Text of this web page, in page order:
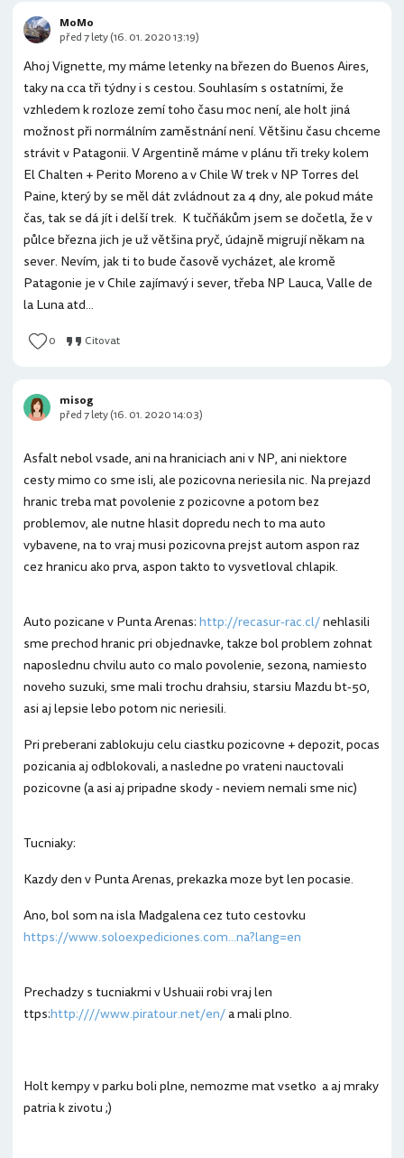
Ahoj Vignette, my máme letenky na březen do Buenos Aires,
taky na cca tři týdny i s cestou. Souhlasím s ostatními, že
vzhledem k rozloze zemí toho času moc není, ale holt jiná
možnost při normálním zaměstnání není. Většinu času chceme
strávit v Patagonii. V Argentině máme v plánu tři treky kolem
El Chalten + Perito Moreno a v Chile W trek v NP Torres del
Paine, který by se měl dát zvládnout za 4 dny, ale pokud máte
čas, tak se dá jít i delší trek. K tučňákům jsem se dočetla, že v
půlce března jich je už většina pryč, údajně migrují někam na
sever. Nevím, jak ti to bude časově vycházet, ale kromě
Patagonie je v Chile zajímavý i sever, třeba NP Lauca, Valle de
la Luna atd...
0 Citovat
MoMo
před 7 lety (16. 01. 2020 13:19)
Asfalt nebol vsade, ani na hraniciach ani v NP, ani niektore
cesty mimo co sme isli, ale pozicovna neriesila nic. Na prejazd
hranic treba mat povolenie z pozicovne a potom bez
problemov, ale nutne hlasit dopredu nech to ma auto
vybavene, na to vraj musi pozicovna prejst autom aspon raz
cez hranicu ako prva, aspon takto to vysvetloval chlapik.
Auto pozicane v Punta Arenas:http://recasur-rac.cl/nehlasili
sme prechod hranic pri objednavke, takze bol problem zohnat
naposlednu chvilu auto co malo povolenie, sezona, namiesto
noveho suzuki, sme mali trochu drahsiu, starsiu Mazdu bt-50,
asi aj lepsie lebo potom nic neriesili.
Pri preberani zablokuju celu ciastku pozicovne + depozit, pocas
pozicania aj odblokovali, a nasledne po vrateni nauctovali
pozicovne (a asi aj pripadne skody - neviem nemali sme nic)
Tucniaky:
Kazdy den v Punta Arenas, prekazka moze byt len pocasie.
Ano, bol som na isla Madgalena cez tuto cestovku
https://www.soloexpediciones.com...na?lang=en
Prechadzy s tucniakmi v Ushuaii robi vraj len
ttps:http:////www.piratour.net/en/a mali plno.
Holt kempy v parku boli plne, nemozme mat vsetko a aj mraky
patria k zivotu ;)
misog
před 7 lety (16. 01. 2020 14:03)